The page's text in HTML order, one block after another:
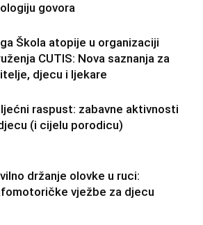
govora
Škola atopije u organizaciji
CUTIS: Nova saznanja za
djecu i ljekare
raspust: zabavne aktivnosti
(i cijelu porodicu)
držanje olovke u ruci:
vježbe za djecu